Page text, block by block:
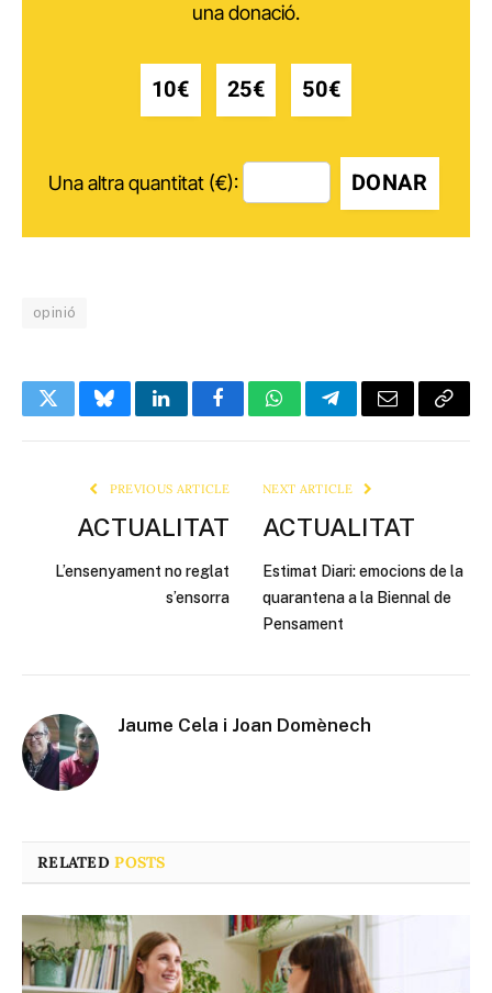
una donació.
10€ 25€ 50€
Una altra quantitat (€): DONAR
opinió
TwitterBlueskyLinkedInFacebookWhatsAppTelegramEmail Copy
PREVIOUS ARTICLE
ACTUALITAT
L’ensenyament no reglat
s’ensorra
NEXT ARTICLE
ACTUALITAT
Estimat Diari: emocions de la
quarantena a la Biennal de
Pensament
Jaume Cela i Joan Domènech
RELATEDPOSTS